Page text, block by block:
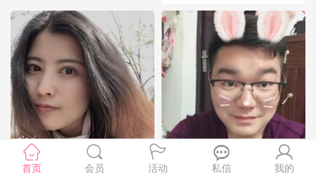
小丸子 杜杜杜胖胖 34岁
首页 会员 活动 私信 我的